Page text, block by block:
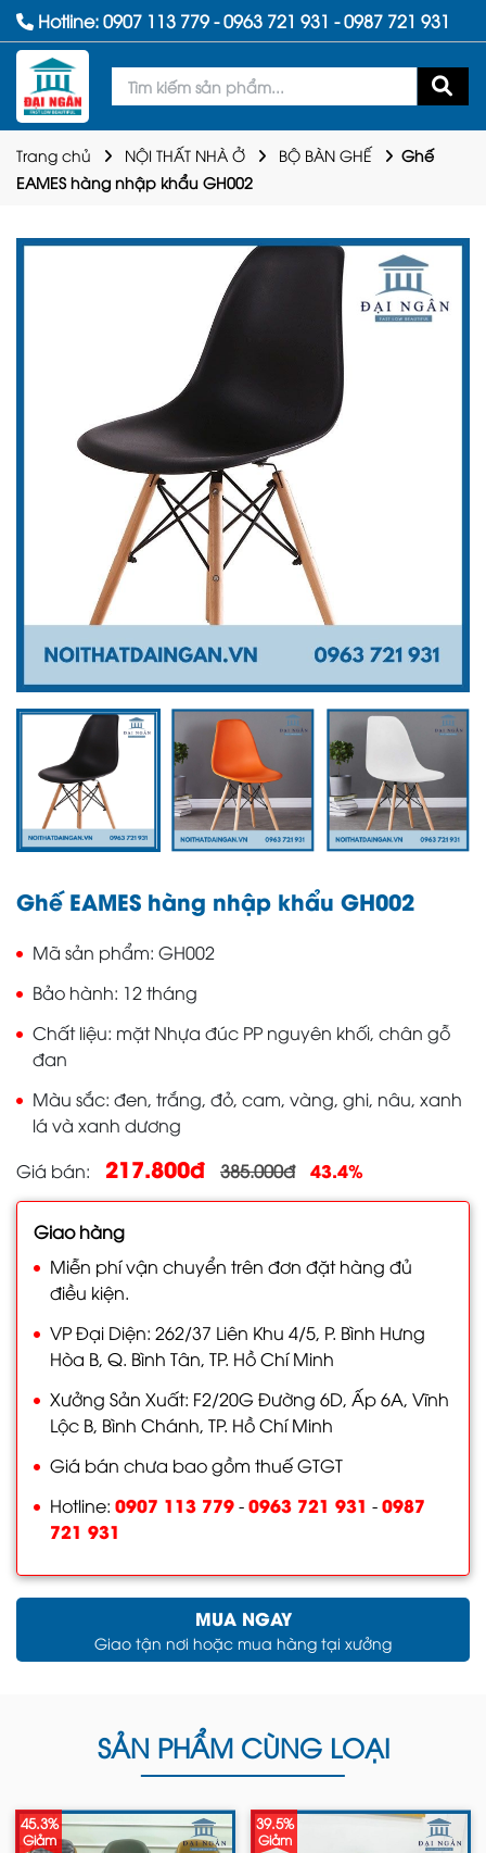
Hotline:0907 113 779-0963 721 931 -0987 721 931
Trang chủ NỘI THẤT NHÀ Ở BỘ BÀN GHẾ
Ghế
EAMES hàng nhập khẩu GH002
Ghế EAMES hàng nhập khẩu GH002
Mã sản phẩm GH002
Bảo hành 12 tháng
Chất liệu mặt Nhựa đúc PP nguyên khối, chân gỗ
đan
Màu sắc đen, trắng, đỏ, cam, vàng, ghi, nâu, xanh
lá và xanh dương
Giá bán
217.800đ 385.000đ 43.4%
Giao hàng
Miễn phí vận chuyển trên đơn đặt hàng đủ
điều kiện.
VP Đại Diện: 262/37 Liên Khu 4/5, P. Bình Hưng
Hòa B, Q. Bình Tân, TP. Hồ Chí Minh
Xưởng Sản Xuất: F2/20G Đường 6D, Ấp 6A, Vĩnh
Lộc B, Bình Chánh, TP. Hồ Chí Minh
Giá bán chưa bao gồm thuế GTGT
Hotline: 0907 113 779-0963 721 931 -0987
721 931
MUA NGAY
Giao tận nơi hoặc mua hàng tại xưởng
SẢN PHẨM CÙNG LOẠI
45.3%
Giảm
39.5%
Giảm